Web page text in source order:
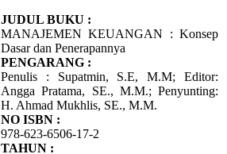
JUDUL BUKU :
MANAJEMEN KEUANGAN : Konsep
Dasar dan Penerapannya
PENGARANG :
Penulis : Supatmin, S.E, M.M; Editor:
Angga Pratama, SE., M.M.; Penyunting:
H. Ahmad Mukhlis, SE., M.M.
NO ISBN :
978-623-6506-17-2
TAHUN :